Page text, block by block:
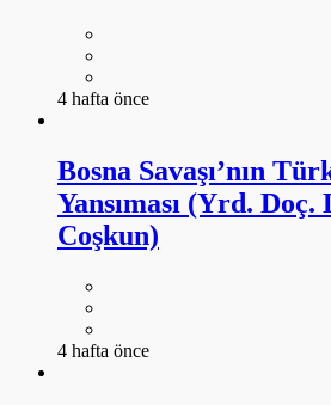
4 hafta önce
Bosna Savaşı’nın
Yansıması (Yrd. Doç.
Coşkun)
4 hafta önce